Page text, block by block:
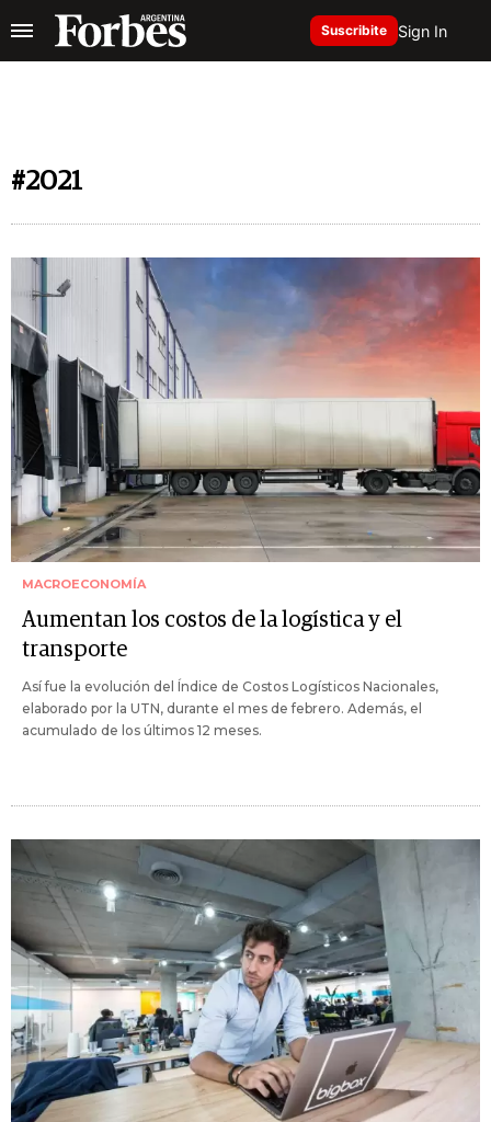
Suscribite Sign In
#2021
MACROECONOMÍA
Aumentan los costos de la logística y el
transporte
Así fue la evolución del Índice de Costos Logísticos Nacionales,
elaborado por la UTN, durante el mes de febrero. Además, el
acumulado de los últimos 12 meses.